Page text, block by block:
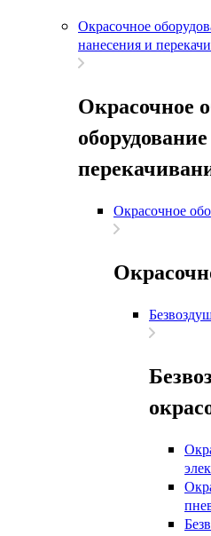
Окрасочное
нанесения и
Окрасочное
Окрасочное